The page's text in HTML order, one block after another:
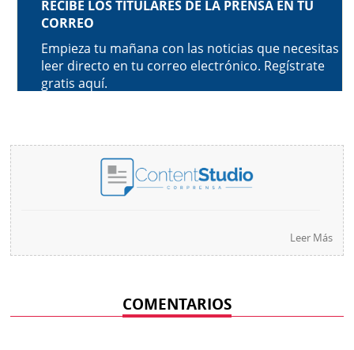
Leer Más
COMENTARIOS